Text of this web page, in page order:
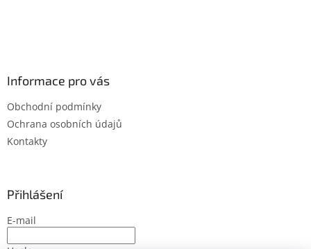
Informace pro vás
Obchodní podmínky
Ochrana osobních údajů
Kontakty
Přihlášení
E-mail